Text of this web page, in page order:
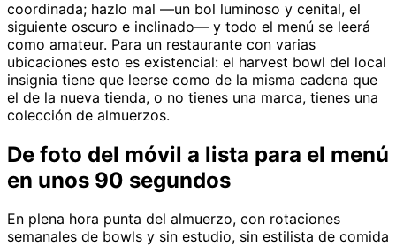
coordinada; hazlo mal —un bol luminoso y cenital, el
siguiente oscuro e inclinado— y todo el menú se leerá
como amateur. Para un restaurante con varias
ubicaciones esto es existencial: el harvest bowl del local
insignia tiene que leerse como de la misma cadena que
el de la nueva tienda, o no tienes una marca, tienes una
colección de almuerzos.
De foto del móvil a lista para el menú
en unos 90 segundos
En plena hora punta del almuerzo, con rotaciones
semanales de bowls y sin estudio, sin estilista de comida